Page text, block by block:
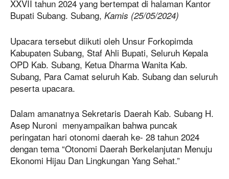
XXVII tahun 2024 yang bertempat di halaman Kantor
Bupati Subang. Subang, Kamis (25/05/2024)
Upacara tersebut diikuti oleh Unsur Forkopimda
Kabupaten Subang, Staf Ahli Bupati, Seluruh Kepala
OPD Kab. Subang, Ketua Dharma Wanita Kab.
Subang, Para Camat seluruh Kab. Subang dan seluruh
peserta upacara.
Dalam amanatnya Sekretaris Daerah Kab. Subang H.
Asep Nuroni menyampaikan bahwa puncak
peringatan hari otonomi daerah ke- 28 tahun 2024
dengan tema “Otonomi Daerah Berkelanjutan Menuju
Ekonomi Hijau Dan Lingkungan Yang Sehat.”